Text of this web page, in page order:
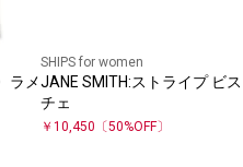
ラメ
SHIPS for women
JANE SMITH:ストライプ ビス
チェ
￥ 10,450 〔50%OFF〕